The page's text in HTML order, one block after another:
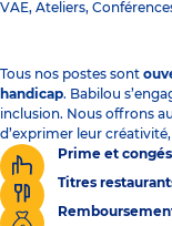
VAE, Ateliers,
Tous nos postes sont
handicap. Babilou
inclusion. Nous offrons
d’exprimer leur
Prime et
Titres